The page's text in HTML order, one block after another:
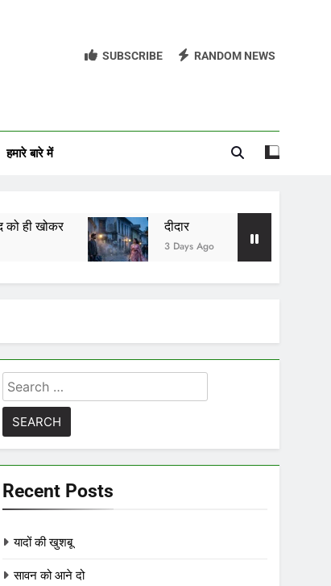
SUBSCRIBE RANDOM NEWS
हमारे बारे में
दीदार
3 Days Ago 1 Day Ago
Search
for:
Recent Posts
यादों की खुशबू
सावन को आने दो